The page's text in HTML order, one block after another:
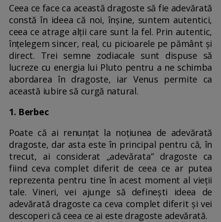
Ceea ce face ca această dragoste să fie adevărată
constă în ideea că noi, înșine, suntem autentici,
ceea ce atrage alții care sunt la fel. Prin autentic,
înțelegem sincer, real, cu picioarele pe pământ și
direct. Trei semne zodiacale sunt dispuse să
lucreze cu energia lui Pluto pentru a ne schimba
abordarea în dragoste, iar Venus permite ca
această iubire să curgă natural.
1. Berbec
Poate că ai renunțat la noțiunea de adevărată
dragoste, dar asta este în principal pentru că, în
trecut, ai considerat „adevărata” dragoste ca
fiind ceva complet diferit de ceea ce ar putea
reprezenta pentru tine în acest moment al vieții
tale. Vineri, vei ajunge să definești ideea de
adevărată dragoste ca ceva complet diferit și vei
descoperi că ceea ce ai este dragoste adevărată.